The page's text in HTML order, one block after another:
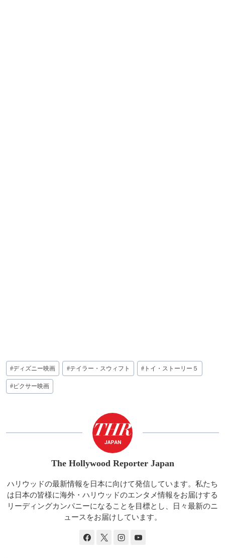
投
稿
タ
グ:
#ディズニー映画 #テイラー・スウィフト #トイ・ストーリー５
#ピクサー映画
The Hollywood Reporter Japan
ハリウッドの最新情報を日本に向けて発信しています。私たち
は日本の皆様に海外・ハリウッドのエンタメ情報をお届けする
リーディングカンパニーになることを目標とし、日々最新のニ
ュースをお届けしています。